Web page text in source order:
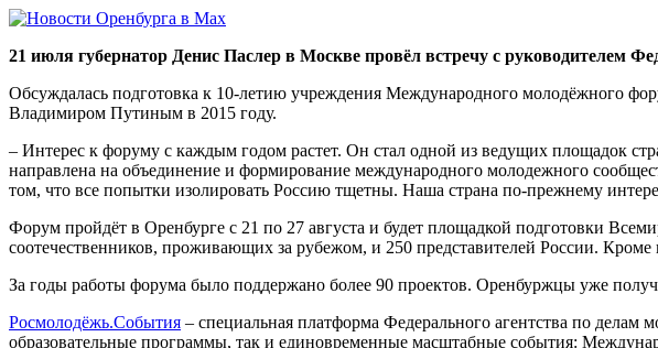
21 июля губернатор Денис Паслер в Москве провёл встречу с руководителем
Обсуждалась подготовка к 10-летию учреждения Международного молодёжного
Владимиром Путиным в 2015 году.
– Интерес к форуму с каждым годом растет. Он стал одной из ведущих площадок
направлена на объединение и формирование международного молодежного
том, что все попытки изолировать Россию тщетны. Наша страна по-прежнему
Форум пройдёт в Оренбурге с 21 по 27 августа и будет площадкой подготовки
соотечественников, проживающих за рубежом, и 250 представителей России.
За годы работы форума было поддержано более 90 проектов. Оренбуржцы уже
Росмолодёжь.События – специальная платформа Федерального агентства по делам
образовательные программы, так и единовременные масштабные события: